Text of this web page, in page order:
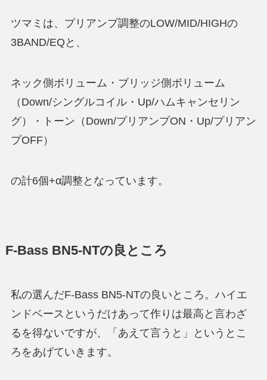
ツマミは、プリアンプ調整のLOW/MID/HIGHの
3BAND/EQと、
ネック側ボリューム・ブリッジ側ボリューム
（Down/シングルコイル・Up/ハムキャンセリン
グ）・トーン（Down/プリアンプON・Up/プリアン
プOFF）
の計6個+α調整となっています。
F-Bass BN5-NTの良ところ
私の選んだF-Bass BN5-NTの良いところ。ハイエ
ンドベースというだけあって作りは最高と言わざ
るを得ないですが、「あえて言うと」というとこ
ろをあげていきます。